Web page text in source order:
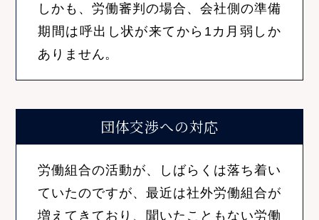
しかも、労働審判の場合、会社側の準備
期間は呼出し状が来てから1カ月弱しか
ありません。
団体交渉への対応
労働組合の活動が、しばらくは落ち着い
ていたのですが、最近は社外労働組合が
増えてきており、聞いたこともない労働